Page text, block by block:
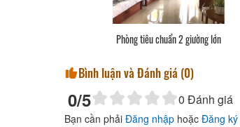
Phòng tiêu chuẩn 2 giường lớn
Bình luận và Đánh giá (0)
0/5 0 Đánh giá
Bạn cần phải Đăng nhập hoặc Đăng ký